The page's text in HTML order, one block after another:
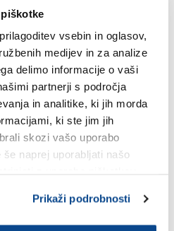
vsebin in oglasov,
medijev in za analize
delimo informacije o vaši
partnerji s področja
in analitike, ki jih morda
ki ste jim jih
skozi vašo uporabo
naprej uporabljati našo
Prikaži podrobnosti
kategorijah do 16 in 18
tudi, da bi trenirala s
ki nastopa v A2-ligi.
pri izpisnici, tako da
s Futuroso tudi v C-ligi,«
sredi marca udeležila
izbrane vrste in sodi v
za letošnje EP, ki bo med
je potrebna prijava